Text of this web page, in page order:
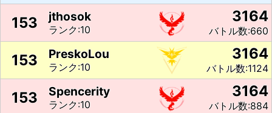
153 jthosok
ランク:10
3164
バトル数:660
153 PreskoLou
ランク:10
3164
バトル数:1124
153 Spencerity
ランク:10
3164
バトル数:884